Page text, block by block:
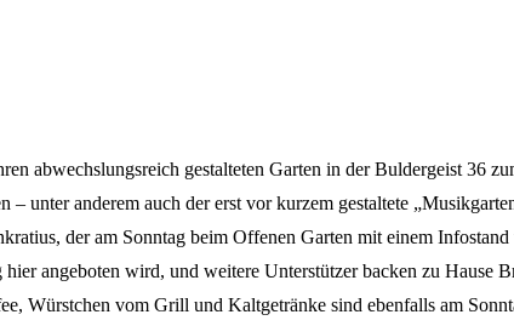
abwechslungsreich gestalteten Garten in der Buldergeist 36
unter anderem auch der erst vor kurzem gestaltete
der am Sonntag beim Offenen Garten mit einem
angeboten wird, und weitere Unterstützer backen zu Hause
Würstchen vom Grill und Kaltgetränke sind ebenfalls am